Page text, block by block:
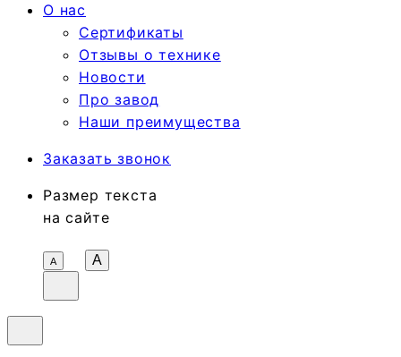
О нас
Сертификаты
Отзывы о технике
Новости
Про завод
Наши преимущества
Заказать звонок
Размер текста
на сайте
А A